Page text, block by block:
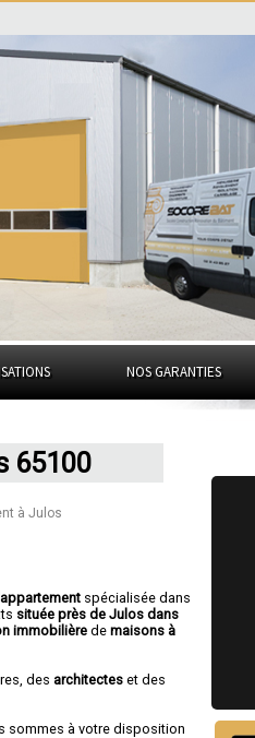
NOS GARANTIES
65100
à Julos
spécialisée dans
située près de Julos dans
immobilièredemaisons à
des architectes et des
sommes à votre disposition